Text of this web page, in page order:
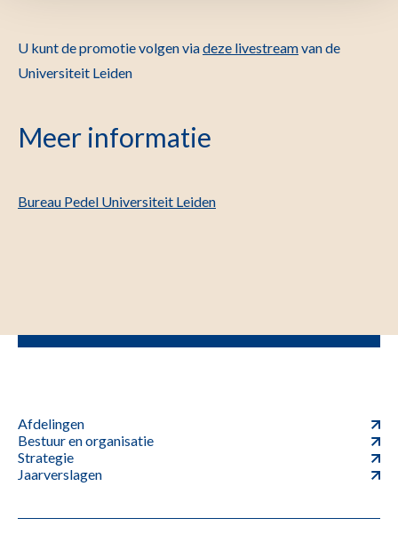
U kunt de promotie volgen viadeze livestreamvan de
Universiteit Leiden
Meer informatie
Bureau Pedel Universiteit Leiden
Afdelingen
Bestuur en organisatie
Strategie
Jaarverslagen